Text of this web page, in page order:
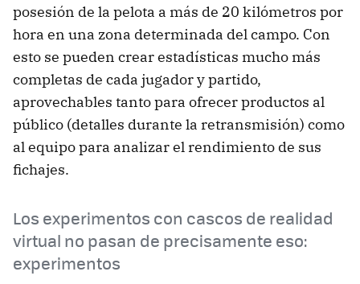
posesión de la pelota a más de 20 kilómetros por
hora en una zona determinada del campo. Con
esto se pueden crear estadísticas mucho más
completas de cada jugador y partido,
aprovechables tanto para ofrecer productos al
público (detalles durante la retransmisión) como
al equipo para analizar el rendimiento de sus
fichajes.
Los experimentos con cascos de realidad
virtual no pasan de precisamente eso:
experimentos